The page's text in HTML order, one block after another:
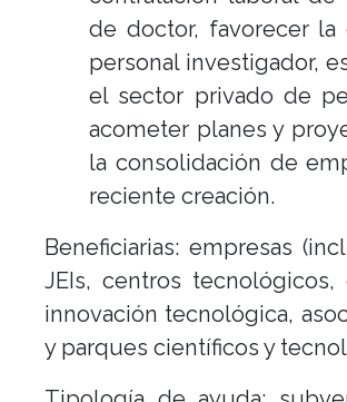
de doctor, favorecer la
personal investigador,
el sector privado de
acometer planes y
la consolidación de
reciente creación.
Beneficiarias: empresas
JEIs, centros
innovación tecnológica,
y parques científicos y